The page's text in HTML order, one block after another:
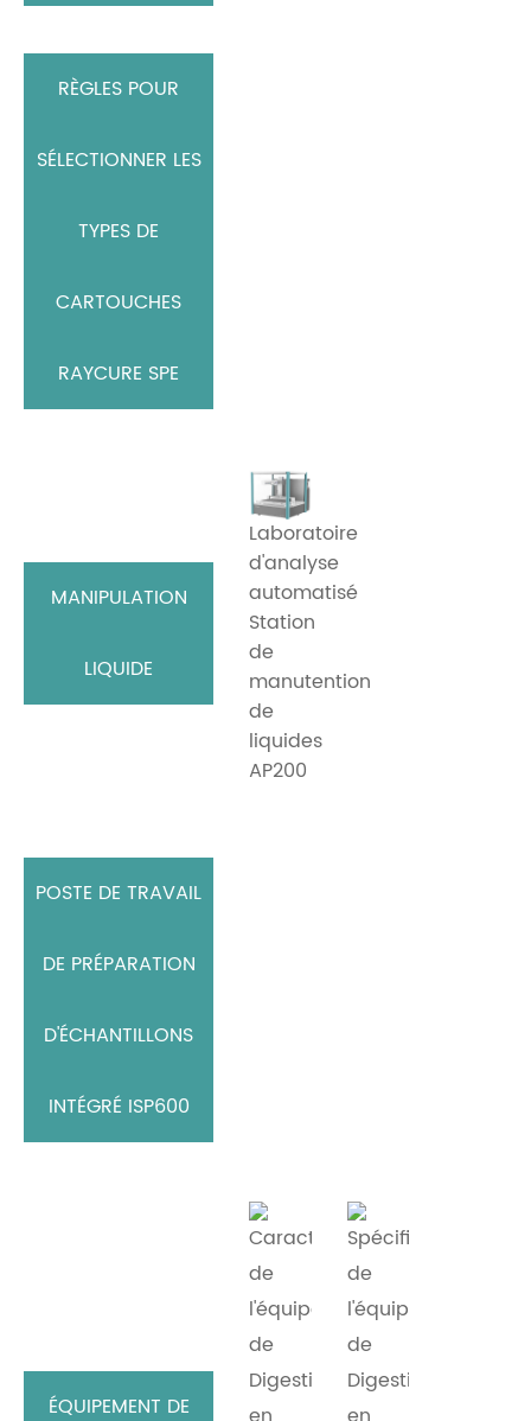
RÈGLES POUR
SÉLECTIONNER LES
TYPES DE
CARTOUCHES
RAYCURE SPE
MANIPULATION
LIQUIDE
Laboratoire
d'analyse
automatisé
Station
de
manutention
de
liquides
AP200
POSTE DE TRAVAIL
DE PRÉPARATION
D'ÉCHANTILLONS
INTÉGRÉ ISP600
ÉQUIPEMENT DE